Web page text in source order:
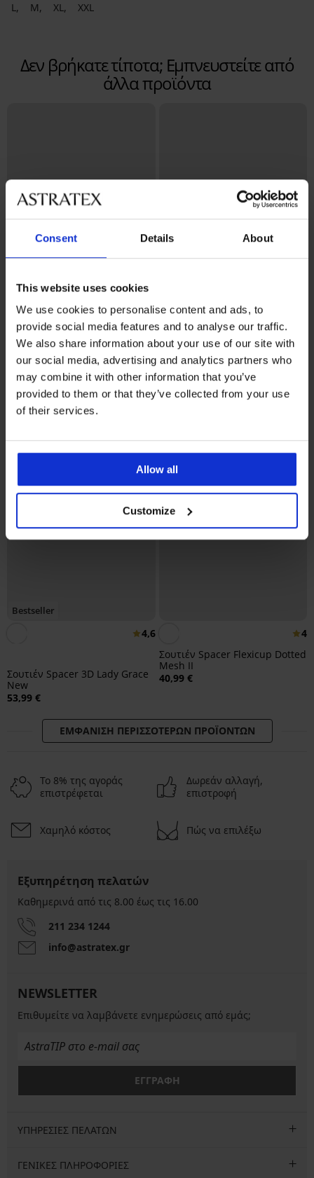
Consent Details About
This website uses cookies
We use cookies to personalise content and ads, to
provide social media features and to analyse our traffic.
We also share information about your use of our site with
our social media, advertising and analytics partners who
may combine it with other information that you’ve
provided to them or that they’ve collected from your use
of their services.
Allow all
Customize
L
M XL XXL
Δεν βρήκατε τίποτα; Εμπνευστείτε από
άλλα προϊόντα
Bestseller
4,8
Σουτιέν DIVA by IVA χωρίς
44,99 €
Bestseller
Σουτιέν Spacer Delicate Flower
44,99 €
Bestseller
4,6
Σουτιέν Spacer 3D Lady Grace
New
53,99 €
4
Σουτιέν Spacer Flexicup Dotted
Mesh II
40,99 €
ΕΜΦΆΝΙΣΗ ΠΕΡΙΣΣΌΤΕΡΩΝ ΠΡΟΪΌΝΤΩΝ
Το 8% της αγοράς
επιστρέφεται
Δωρεάν αλλαγή,
επιστροφή
Χαμηλό κόστος Πώς να επιλέξω
Εξυπηρέτηση πελατών
Καθημερινά από τις 8.00 έως τις 16.00
211 234 1244
info@astratex.gr
NEWSLETTER
Επιθυμείτε να λαμβάνετε ενημερώσεις από εμάς;
ΕΓΓΡΑΦΗ
ΥΠΗΡΕΣΙΕΣ ΠΕΛΑΤΩΝ
ΓΕΝΙΚΕΣ ΠΛΗΡΟΦΟΡΙΕΣ